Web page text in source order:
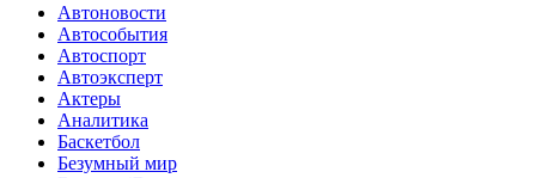
Автоновости
Автособытия
Автоспорт
Автоэксперт
Актеры
Аналитика
Баскетбол
Безумный мир